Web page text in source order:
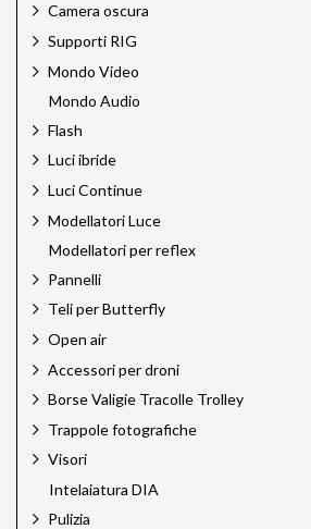
Leica Sport Optics
LensGo
Linkstar
Lume Cube
Mamiya
Mediajet
Megadap
Meking
Multiblitz
Novoflex
Novoflex Pro
Quantum
Rodenstock
Rodenstock Filtri
Savage
Silvestri
Sun Bounce
Camera oscura
Supporti RIG
Mondo Video
Mondo Audio
Flash
Luci ibride
Luci Continue
Modellatori Luce
Modellatori per reflex
Pannelli
Teli per Butterfly
Open air
Accessori per droni
Borse Valigie Tracolle Trolley
Trappole fotografiche
Visori
Intelaiatura DIA
Pulizia